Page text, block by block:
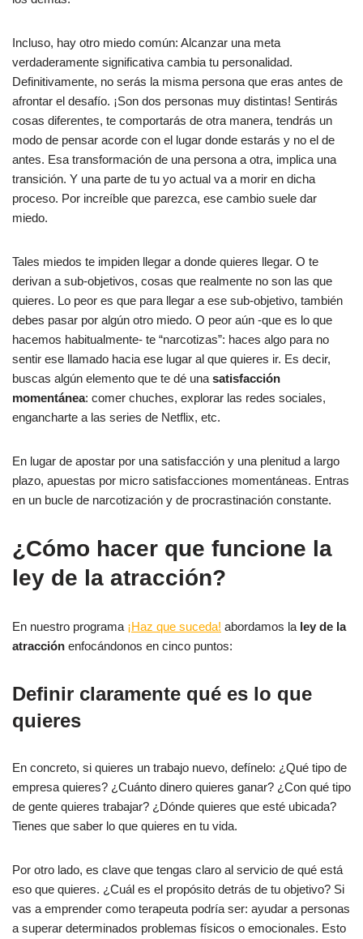
Incluso, hay otro miedo común: Alcanzar una meta
verdaderamente significativa cambia tu personalidad.
Definitivamente, no serás la misma persona que eras antes de
afrontar el desafío. ¡Son dos personas muy distintas! Sentirás
cosas diferentes, te comportarás de otra manera, tendrás un
modo de pensar acorde con el lugar donde estarás y no el de
antes. Esa transformación de una persona a otra, implica una
transición. Y una parte de tu yo actual va a morir en dicha
proceso. Por increíble que parezca, ese cambio suele dar
miedo.
Tales miedos te impiden llegar a donde quieres llegar. O te
derivan a sub-objetivos, cosas que realmente no son las que
quieres. Lo peor es que para llegar a ese sub-objetivo, también
debes pasar por algún otro miedo. O peor aún -que es lo que
hacemos habitualmente- te “narcotizas”: haces algo para no
sentir ese llamado hacia ese lugar al que quieres ir. Es decir,
buscas algún elemento que te dé una satisfacción
momentánea: comer chuches, explorar las redes sociales,
engancharte a las series de Netflix, etc.
En lugar de apostar por una satisfacción y una plenitud a largo
plazo, apuestas por micro satisfacciones momentáneas. Entras
en un bucle de narcotización y de procrastinación constante.
¿Cómo hacer que funcione la
ley de la atracción?
En nuestro programa ¡Haz que suceda! abordamos la ley de la
atracción enfocándonos en cinco puntos:
Definir claramente qué es lo que
quieres
En concreto, si quieres un trabajo nuevo, defínelo: ¿Qué tipo de
empresa quieres? ¿Cuánto dinero quieres ganar? ¿Con qué tipo
de gente quieres trabajar? ¿Dónde quieres que esté ubicada?
Tienes que saber lo que quieres en tu vida.
Por otro lado, es clave que tengas claro al servicio de qué está
eso que quieres. ¿Cuál es el propósito detrás de tu objetivo? Si
vas a emprender como terapeuta podría ser: ayudar a personas
a superar determinados problemas físicos o emocionales. Esto